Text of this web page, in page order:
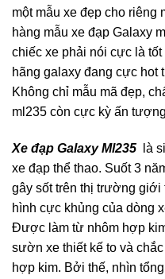
một mẫu xe đẹp cho riêng
hàng mẫu xe đạp Galaxy
chiếc xe phải nói cực là
hãng galaxy đang cực hot
Không chỉ mẫu mã đẹp,
ml235 còn cực kỳ ấn
Xe đạp Galaxy Ml235 là
xe đạp thể thao. Suốt 3
gây sốt trên thị trường giới
hình cực khủng của dòng
Được làm từ nhôm hợp
sườn xe thiết kế to và
hợp kim. Bởi thế, nhìn